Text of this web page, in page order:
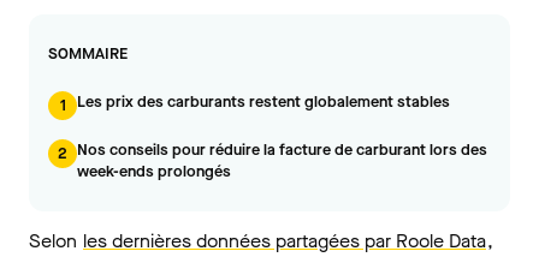
SOMMAIRE
1 Les prix des carburants restent globalement stables
2 Nos conseils pour réduire la facture de carburant lors des
week-ends prolongés
Selon les dernières données partagées par Roole Data,